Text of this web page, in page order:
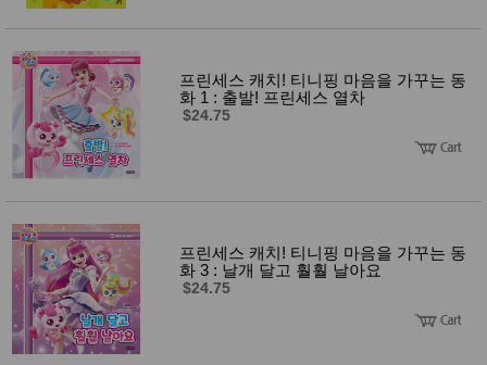
프린세스 캐치! 티니핑 마음을 가꾸는 동
화 1 : 출발! 프린세스 열차
$24.75
프린세스 캐치! 티니핑 마음을 가꾸는 동
화 3 : 날개 달고 훨훨 날아요
$24.75